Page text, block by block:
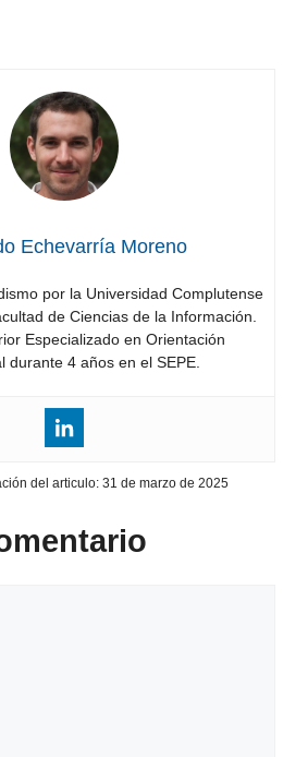
Mancha
Echevarría Moreno
por la Universidad Complutense
de Ciencias de la Información.
Especializado en Orientación
durante 4 años en el SEPE.
del articulo: 31 de marzo de 2025